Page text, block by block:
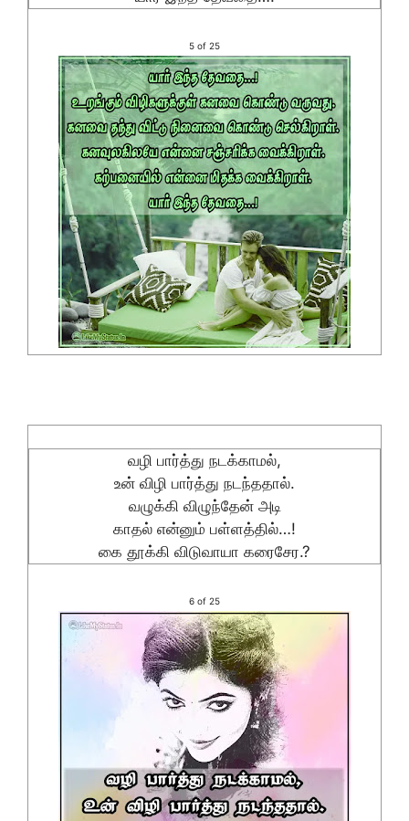
5 of 25
வழி பார்த்து நடக்காமல்,
உன் விழி பார்த்து நடந்ததால்.
வழுக்கி விழுந்தேன் அடி
காதல் என்னும் பள்ளத்தில்…!
கை தூக்கி விடுவாயா கரைசேர.?
6 of 25